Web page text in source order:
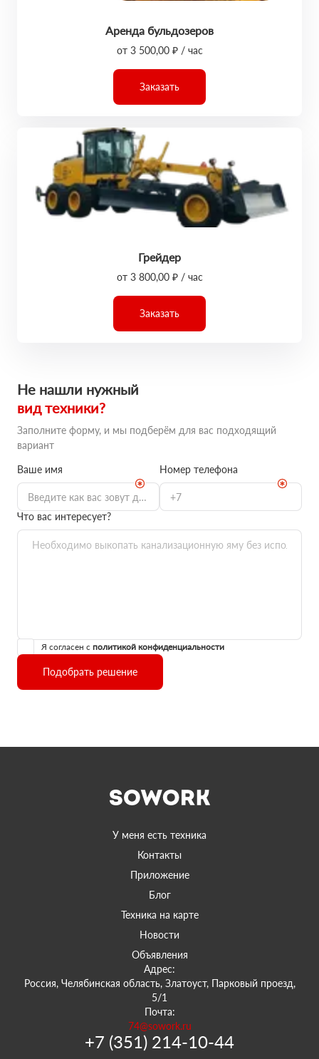
Аренда бульдозеров
от 3 500,00 ₽ / час
Заказать
Грейдер
от 3 800,00 ₽ / час
Заказать
Не нашли нужный
вид техники?
Заполните форму, и мы подберём для вас подходящий
вариант
Ваше имя
Номер телефона
Что вас интересует?
Я согласен с политикой конфиденциальности
Подобрать решение
У меня есть техника
Контакты
Приложение
Блог
Техника на карте
Новости
Объявления
Адрес:
Россия, Челябинская область, Златоуст, Парковый проезд,
5/1
Почта:
74@sowork.ru
+7 (351) 214-10-44